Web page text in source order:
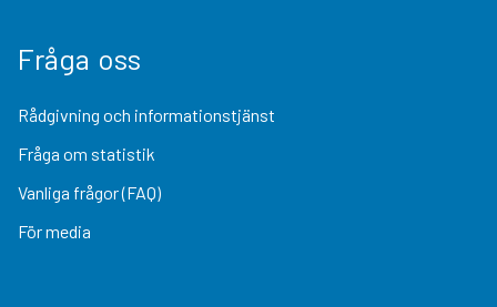
Fråga oss
Rådgivning och informationstjänst
Fråga om statistik
Vanliga frågor (FAQ)
För media